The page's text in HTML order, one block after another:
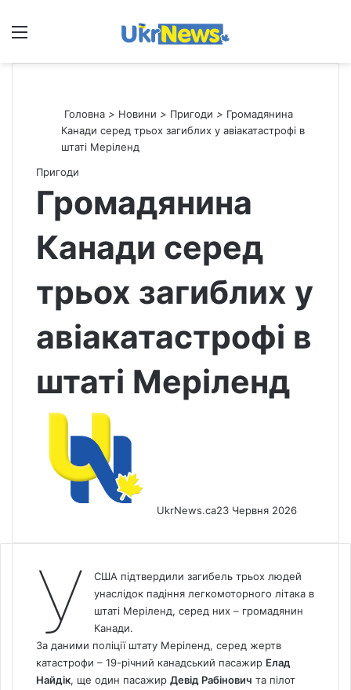
Меню
Головна > Новини > Пригоди > Громадянина
Канади серед трьох загиблих у авіакатастрофі в
штаті Меріленд
Пригоди
Громадянина
Канади серед
трьох загиблих у
авіакатастрофі в
штаті Меріленд
UkrNews.ca23 Червня 2026
У
США підтвердили загибель трьох людей
унаслідок падіння легкомоторного літака в
штаті Меріленд, серед них – громадянин
Канади.
За даними поліції штату Меріленд, серед жертв
катастрофи – 19-річний канадський пасажир Елад
Найдік, ще один пасажир Девід Рабінович та пілот